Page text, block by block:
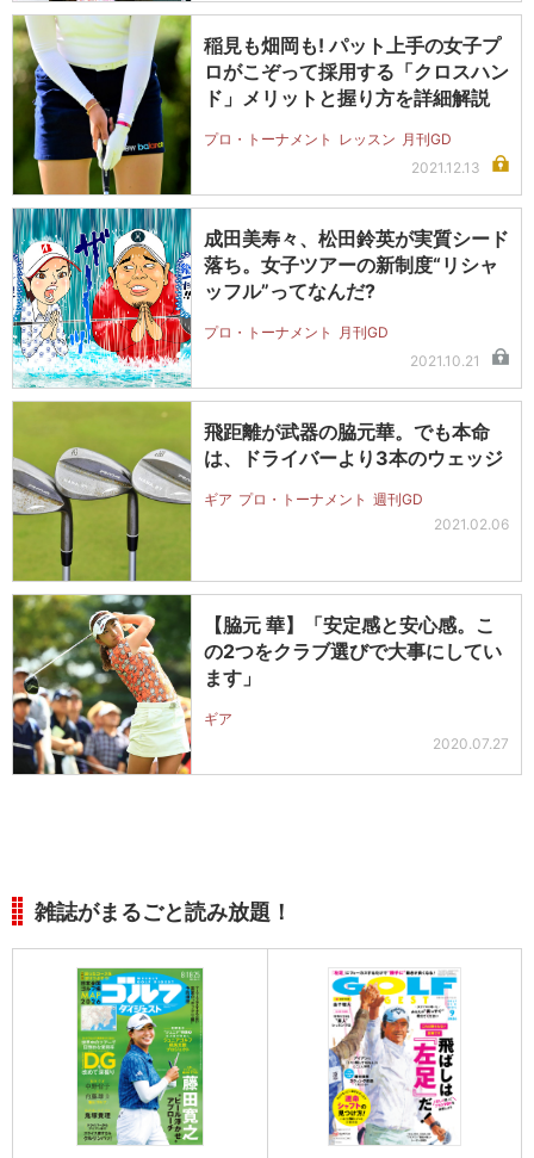
稲見も畑岡も! パット上手の女子プ
ロがこぞって採用する「クロスハン
ド」メリットと握り方を詳細解説
プロ・トーナメント レッスン 月刊GD
2021.12.13
成田美寿々、松田鈴英が実質シード
落ち。女子ツアーの新制度“リシャ
ッフル”ってなんだ?
プロ・トーナメント
月刊GD
2021.10.21
飛距離が武器の脇元華。でも本命
は、ドライバーより3本のウェッジ
ギア プロ・トーナメント 週刊GD
2021.02.06
【脇元 華】「安定感と安心感。こ
の2つをクラブ選びで大事にしてい
ます」
ギア
2020.07.27
雑誌がまるごと読み放題！